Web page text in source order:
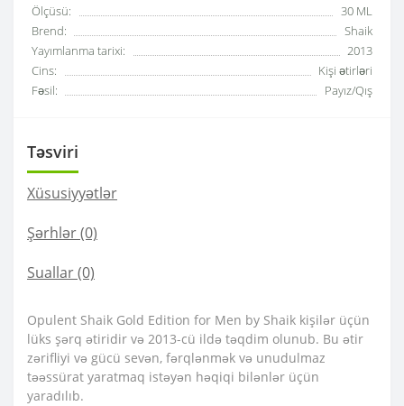
Ölçüsü:
30 ML
Brend:
Shaik
Yayımlanma tarixi:
2013
Cins:
Kişi ətirləri
Fəsil:
Payız/Qış
Təsviri
Xüsusiyyətlər
Şərhlər (0)
Suallar(0)
Opulent Shaik Gold Edition for Men by Shaik kişilər üçün
lüks şərq ətiridir və 2013-cü ildə təqdim olunub. Bu ətir
zərifliyi və gücü sevən, fərqlənmək və unudulmaz
təəssürat yaratmaq istəyən həqiqi bilənlər üçün
yaradılıb.